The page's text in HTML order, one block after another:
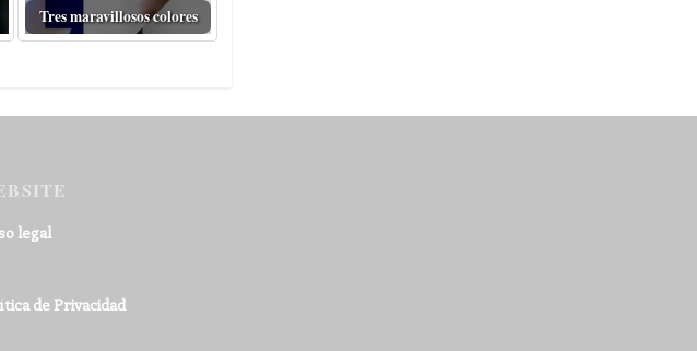
Tres maravillosos colores
legal
de Privacidad